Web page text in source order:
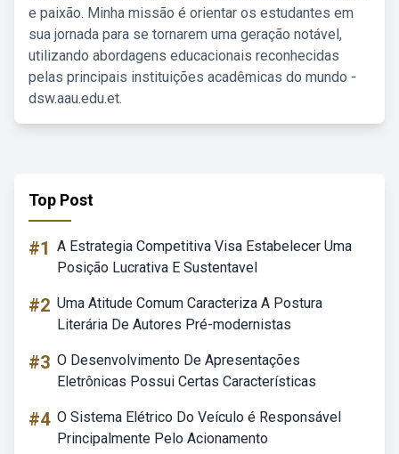
e paixão. Minha missão é orientar os estudantes em
sua jornada para se tornarem uma geração notável,
utilizando abordagens educacionais reconhecidas
pelas principais instituições acadêmicas do mundo -
dsw.aau.edu.et.
Top Post
#1 A Estrategia Competitiva Visa Estabelecer Uma
Posição Lucrativa E Sustentavel
#2 Uma Atitude Comum Caracteriza A Postura
Literária De Autores Pré-modernistas
#3 O Desenvolvimento De Apresentações
Eletrônicas Possui Certas Características
#4 O Sistema Elétrico Do Veículo é Responsável
Principalmente Pelo Acionamento